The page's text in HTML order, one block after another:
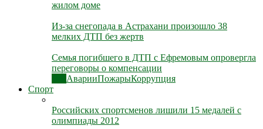
жилом доме
Из-за снегопада в Астрахани произошло 38
мелких ДТП без жертв
Семья погибшего в ДТП с Ефремовым опровергла
переговоры о компенсации
АварииПожарыКоррупция
Спорт
Российских спортсменов лишили 15 медалей с
олимпиады 2012